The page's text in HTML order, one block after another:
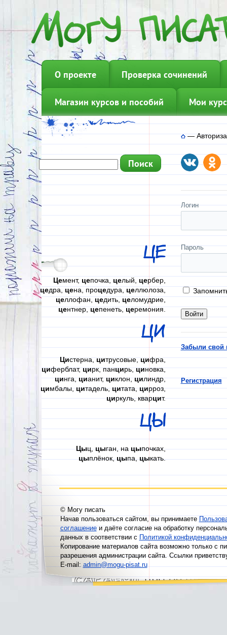
О проекте Проверка сочинений
Магазин курсов и пособий Мои
ЦЕ
Цемент, цепочка, целый, цербер,
цедра, цена, процедура, целлюлоза,
целлофан,цедить,целомудрие,
центнер,цепенеть,церемония.
ЦИ
Цистерна,цитрусовые,цифра,
циферблат,цирк, панцирь,циновка,
цинга,цианит,циклон,цилиндр,
цимбалы,цитадель,цитата,цирроз,
циркуль, кварцит.
ЦЫ
Цыц,цыган, нацыпочках,
цыплёнок,цыпа,цыкать.
—
Логин
Пароль
Забыли свой
Регистрация
© Могу писать
Начав пользоваться сайтом, вы принимаете
соглашениеи даёте согласие на обработку
данных в соответствии сПолитикой
Копирование материалов сайта возможно только с
разрешения администрации сайта. Ссылки
E-mail:admin@mogu-pisat.ru